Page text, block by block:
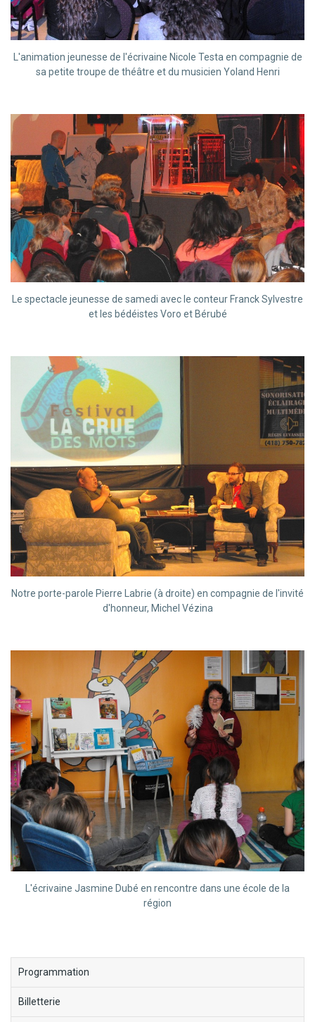
L'animation jeunesse de l'écrivaine Nicole Testa en compagnie de
sa petite troupe de théâtre et du musicien Yoland Henri
Le spectacle jeunesse de samedi avec le conteur Franck Sylvestre
et les bédéistes Voro et Bérubé
Notre porte-parole Pierre Labrie (à droite) en compagnie de l'invité
d'honneur, Michel Vézina
L'écrivaine Jasmine Dubé en rencontre dans une école de la
région
block-
cruedesmots
Programmation
Billetterie